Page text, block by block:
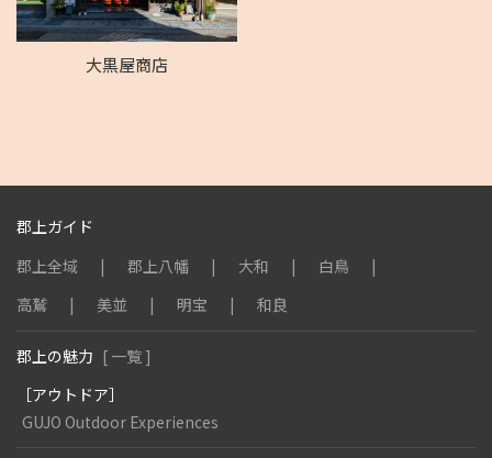
大黒屋商店
郡上ガイド
郡上全域
郡上八幡 大和
白鳥
高鷲
美並 明宝 和良
郡上の魅力 [ 一覧 ]
［アウトドア］
GUJO Outdoor Experiences